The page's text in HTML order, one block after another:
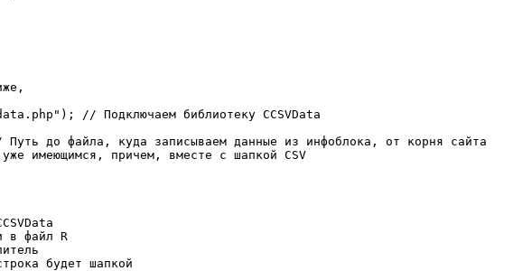
// Подключаем библиотеку CCSVData
до файла, куда записываем данные из инфоблока, от корня сайта
имеющимся, причем, вместе с шапкой CSV
в файл R
будет шапкой